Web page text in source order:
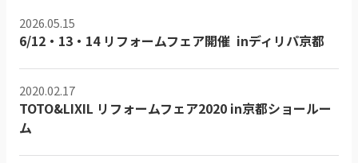
2026.05.15
6/12・13・14 リフォームフェア開催 inディリパ京都
2020.02.17
TOTO&LIXIL リフォームフェア2020 in京都ショールー
ム